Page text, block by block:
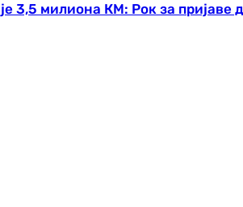
3,5 милиона КМ: Рок за пријаве